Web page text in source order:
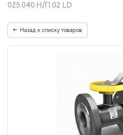
025.040.Н/П.02 LD
Назад к списку товаров